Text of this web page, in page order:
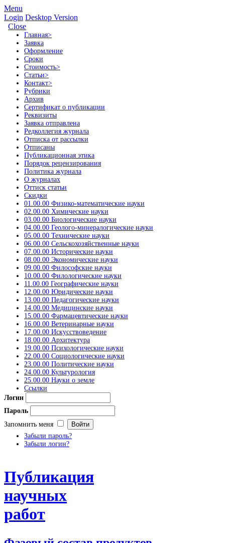
Menu
Login Desktop Version
Close
Главная>
Заявка
Оформление
Сроки
Стоимость>
Статьи>
Контакт>
Рубрики
Архив
Сертификат о публикации
Реквизиты
Заявка отправлена
Редколлегия журнала
Отписка от рассылки
Отписаны
Публикационная этика
Порядок рецензирования
Политика журнала
О журналах
Оттиск статьи
Скидки
01.00.00 Физико-математические науки
02.00.00 Химические науки
03.00.00 Биологические науки
04.00.00 Геолого-минералогические науки
05.00.00 Технические науки
06.00.00 Сельскохозяйственные науки
07.00.00 Исторические науки
08.00.00 Экономические науки
09.00.00 Философские науки
10.00.00 Филологические науки
11.00.00 Географические науки
12.00.00 Юридические науки
13.00.00 Педагогические науки
14.00.00 Медицинские науки
15.00.00 Фармацевтические науки
16.00.00 Ветеринарные науки
17.00.00 Искусствоведение
18.00.00 Архитектура
19.00.00 Психологические науки
22.00.00 Социологические науки
23.00.00 Политические науки
24.00.00 Культурология
25.00.00 Науки о земле
Ссылки
Логин
Пароль
Запомнить меня
Забыли пароль?
Забыли логин?
Публикация
научных
работ